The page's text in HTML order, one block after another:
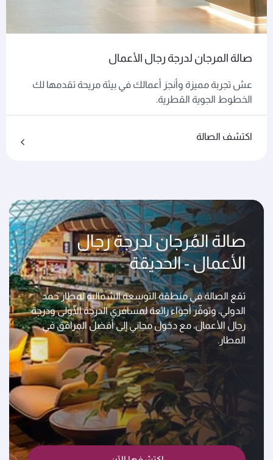
صالة المرجان لدرجة رجال الأعمال
عش تجربة مميزة وأنجز أعمالك في بيئة مريحة تقدمها لك
الخطوط الجوية القطرية.
اكتشف الصالة
صالة المُرجان لدرجة رجال
الأعمال - الحديقة
تقع الصالة في منطقة التوسعة الشمالية لمطار حمد
الدولي، وتوفّر أجواء رائعة لمسافري الدرجة الأولى ودرجة
رجال الأعمال، مع دخول مجاني إلى أفضل المرافق في
المطار.